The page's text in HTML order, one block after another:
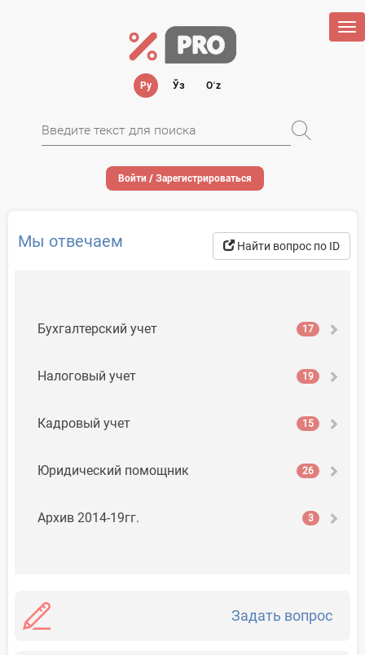
Ру Ўз Oʻz
Войти / Зарегистрироваться
Найти вопрос по ID
Мы отвечаем
Бухгалтерский учет 17
Налоговый учет 19
Кадровый учет 15
Юридический помощник 26
Архив 2014-19гг. 3
Задать вопрос